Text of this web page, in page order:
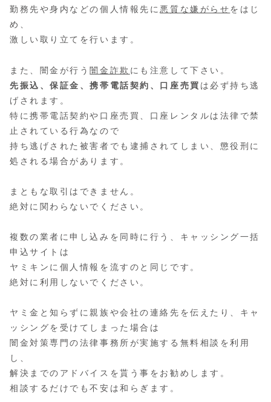
勤務先や身内などの個人情報先に悪質な嫌がらせをはじ
め、
激しい取り立てを行います。
また、闇金が行う 闇金詐欺 にも注意して下さい。
先振込、保証金、携帯電話契約、口座売買 は必ず持ち逃
げされます。
特に携帯電話契約や口座売買、口座レンタルは法律で禁
止されている行為なので
持ち逃げされた被害者でも逮捕されてしまい、懲役刑に
処される場合があります。
まともな取引はできません。
絶対に関わらないでください。
複数の業者に申し込みを同時に行う、キャッシング一括
申込サイトは
ヤミキンに個人情報を流すのと同じです。
絶対に利用しないでください。
ヤミ金と知らずに親族や会社の連絡先を伝えたり、キャ
ッシングを受けてしまった場合は
闇金対策専門の法律事務所が実施する無料相談を利用
し、
解決までのアドバイスを貰う事をお勧めします。
相談するだけでも不安は和らぎます。